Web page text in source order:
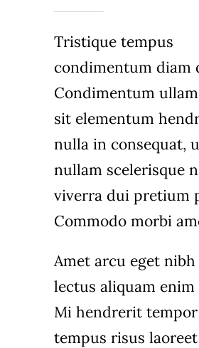
Tristique tempus
condimentum diam
Condimentum
sit elementum
nulla in consequat,
nullam scelerisque
viverra dui pretium
Commodo morbi
Amet arcu eget nibh
lectus aliquam
Mi hendrerit tempor
tempus risus